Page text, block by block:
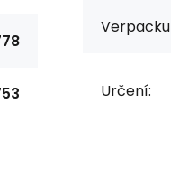
Určení: